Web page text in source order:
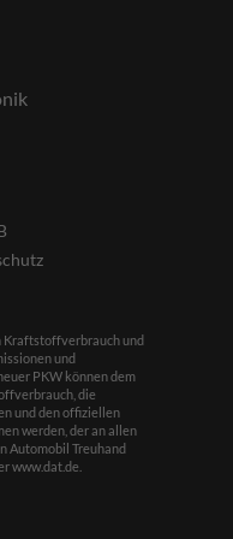
und
und
PKW können dem
die
und den offiziellen
werden, der an allen
Automobil Treuhand
www.dat.de.